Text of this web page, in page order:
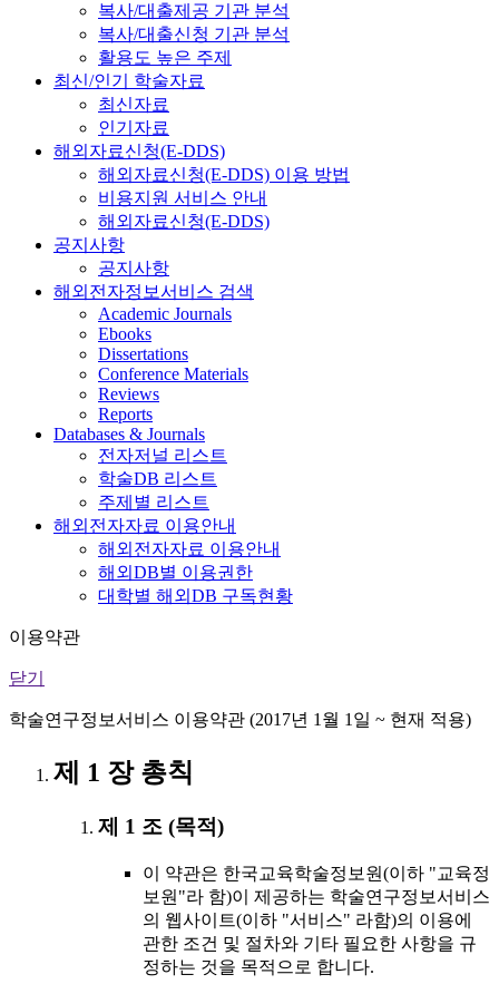
복사/대출제공 기관 분석
복사/대출신청 기관 분석
활용도 높은 주제
최신/인기 학술자료
최신자료
인기자료
해외자료신청(E-DDS)
해외자료신청(E-DDS) 이용 방법
비용지원 서비스 안내
해외자료신청(E-DDS)
공지사항
공지사항
해외전자정보서비스 검색
Academic Journals
Ebooks
Dissertations
Conference Materials
Reviews
Reports
Databases & Journals
전자저널 리스트
학술DB 리스트
주제별 리스트
해외전자자료 이용안내
해외전자자료 이용안내
해외DB별 이용권한
대학별 해외DB 구독현황
이용약관
닫기
학술연구정보서비스 이용약관 (2017년 1월 1일 ~ 현재 적용)
제 1 장 총칙
제 1 조 (목적)
이 약관은 한국교육학술정보원(이하 "교육정
보원"라 함)이 제공하는 학술연구정보서비스
의 웹사이트(이하 "서비스" 라함)의 이용에
관한 조건 및 절차와 기타 필요한 사항을 규
정하는 것을 목적으로 합니다.